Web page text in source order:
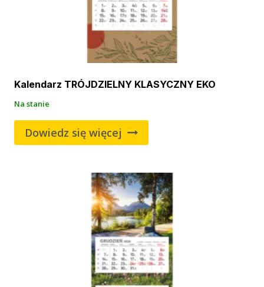
Kalendarz TRÓJDZIELNY KLASYCZNY EKO
Na stanie
Dowiedz się więcej